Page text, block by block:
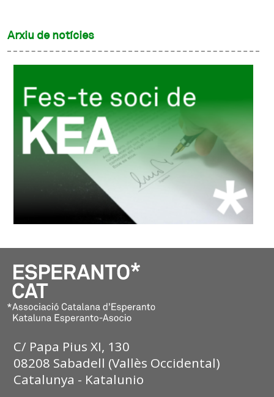
Arxiu de notícies
C/ Papa Pius XI, 130
08208 Sabadell (Vallès Occidental)
Catalunya - Katalunio